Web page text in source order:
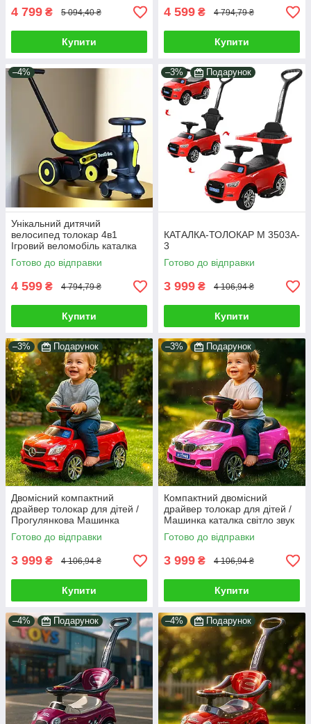
4 799 ₴ 5 094,40 ₴
Купити
4 599 ₴ 4 794,79 ₴
Купити
–4%
Унікальний дитячий
велосипед толокар 4в1
Ігровий веломобіль каталка
малюкові до 4 років для
прогулянок з батьками
Готово до відправки
4 599 ₴ 4 794,79 ₴
Купити
–3% Подарунок
КАТАЛКА-ТОЛОКАР M 3503A-
3
Готово до відправки
3 999 ₴ 4 106,94 ₴
Купити
–3% Подарунок
Двомісний компактний
драйвер толокар для дітей /
Прогулянкова Машинка
каталка світло звук бортики
ручка Червоний
Готово до відправки
3 999 ₴ 4 106,94 ₴
Купити
–3% Подарунок
Компактний двомісний
драйвер толокар для дітей /
Машинка каталка світло звук
бортики батьківська ручка
Рожевий
Готово до відправки
3 999 ₴ 4 106,94 ₴
Купити
–4% Подарунок –4% Подарунок